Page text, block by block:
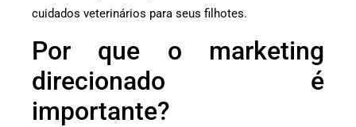
cuidados veterinários para seus filhotes.
Por que o marketing
direcionado é
importante?